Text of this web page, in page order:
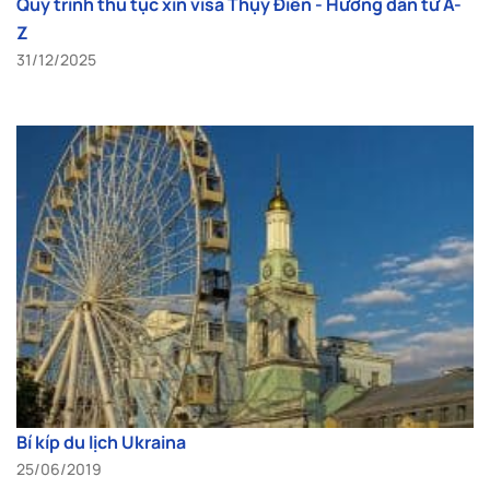
Z
31/12/2025
Bí kíp du lịch Ukraina
25/06/2019